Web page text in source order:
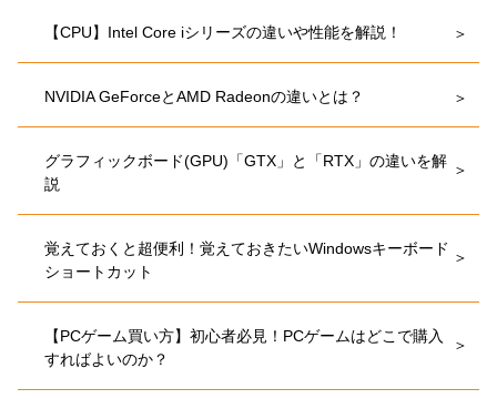
【CPU】Intel Core iシリーズの違いや性能を解説！
NVIDIA GeForceとAMD Radeonの違いとは？
グラフィックボード(GPU)「GTX」と「RTX」の違いを解
説
覚えておくと超便利！覚えておきたいWindowsキーボード
ショートカット
【PCゲーム買い方】初心者必見！PCゲームはどこで購入
すればよいのか？